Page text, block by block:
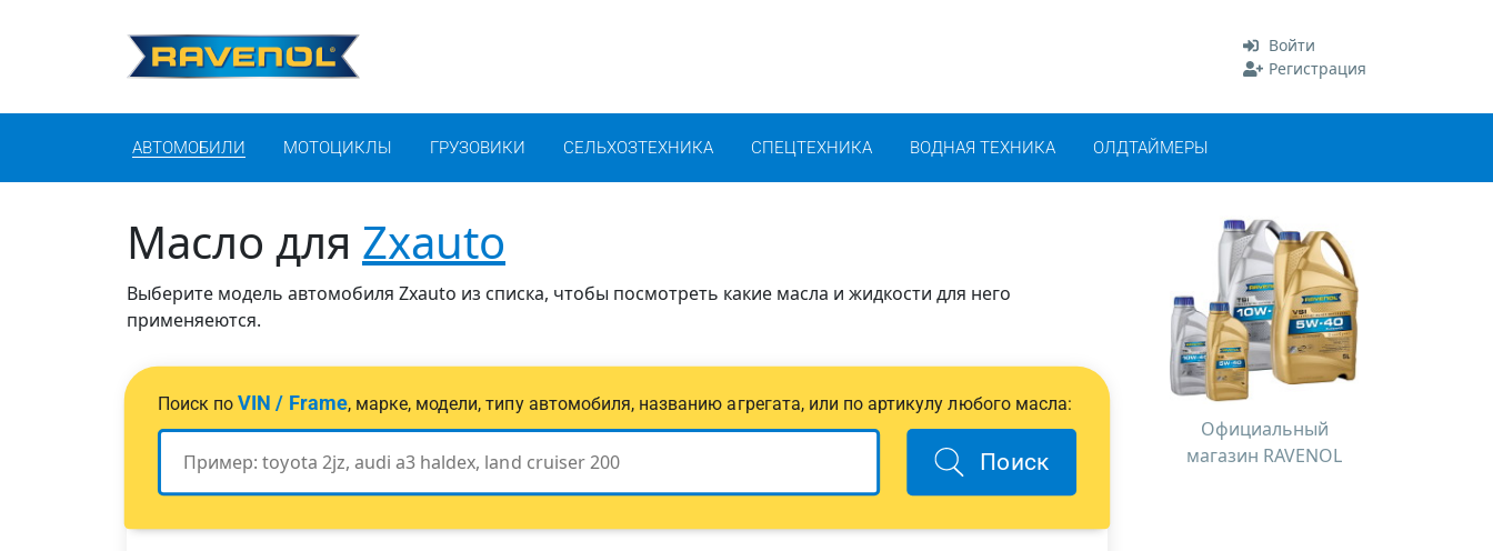
Войти
Регистрация
АВТОМОБИЛИ МОТОЦИКЛЫ ГРУЗОВИКИ СЕЛЬХОЗТЕХНИКА СПЕЦТЕХНИКА ВОДНАЯ ТЕХНИКА ОЛДТАЙМЕРЫ
Масло для Zxauto
Выберите модель автомобиля Zxauto из списка, чтобы посмотреть какие масла и жидкости для него
применяеются.
Поиск поVIN / Frame, марке, модели, типу автомобиля, названию агрегата, или по артикулу любого масла:
Поиск
Официальный
магазин RAVENOL